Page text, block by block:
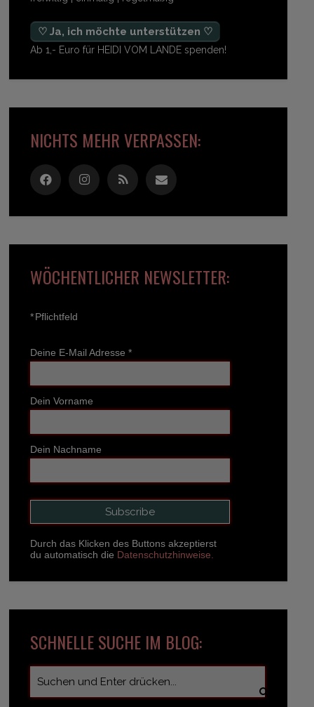
♡ Ja, ich möchte unterstützen ♡
Ab 1,- Euro für HEIDI VOM LANDE spenden!
NICHTS MEHR VERPASSEN:
WÖCHENTLICHER NEWSLETTER:
*Pflichtfeld
Deine E-Mail Adresse *
Dein Vorname
Dein Nachname
Durch das Klicken des Buttons akzeptierst
du automatisch die Datenschutzhinweise.
SCHNELLE SUCHE IM BLOG: